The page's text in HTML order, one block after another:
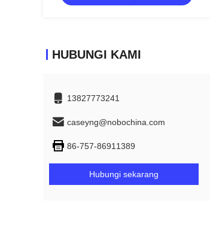
HUBUNGI KAMI
13827773241
caseyng@nobochina.com
86-757-86911389
Hubungi sekarang